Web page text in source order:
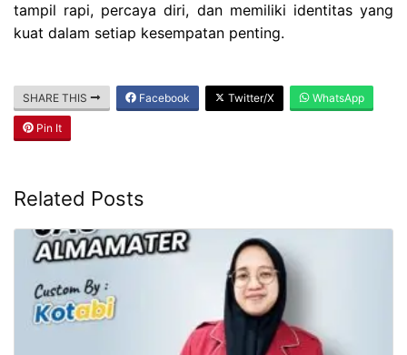
tampil rapi, percaya diri, dan memiliki identitas yang
kuat dalam setiap kesempatan penting.
SHARE THIS Facebook Twitter/X WhatsApp
Pin It
Related Posts